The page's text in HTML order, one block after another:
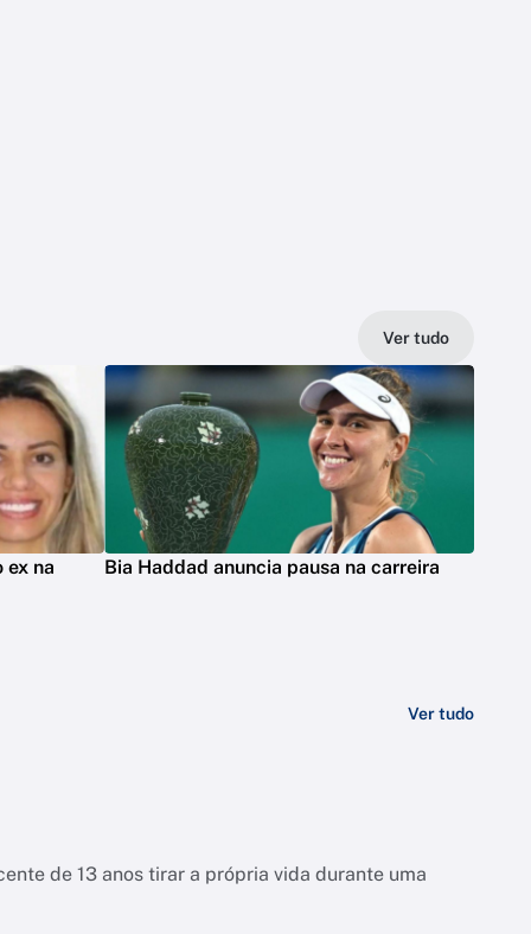
Ver tudo
ex na
Bia Haddad anuncia pausa na carreira
Ver tudo
de 13 anos tirar a própria vida durante uma